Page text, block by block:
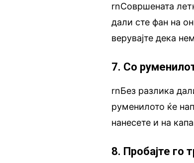
rnСовршената
дали сте фан на
верувајте дека
7. Со
rnБез разлика
руменилото ќе
нанесете и на
8. Пробајте го